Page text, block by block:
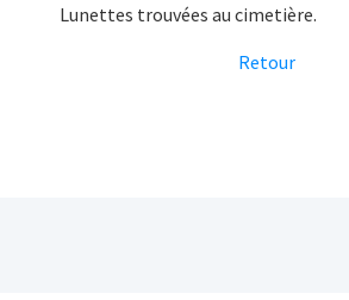
Lunettes trouvées au cimetière.
Retour